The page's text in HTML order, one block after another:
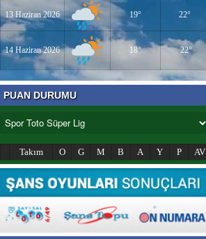
13 Haziran 2026 19° 22°
14 Haziran 2026 18° 22°
PUAN DURUMU
Takım O G M B A Y P AV